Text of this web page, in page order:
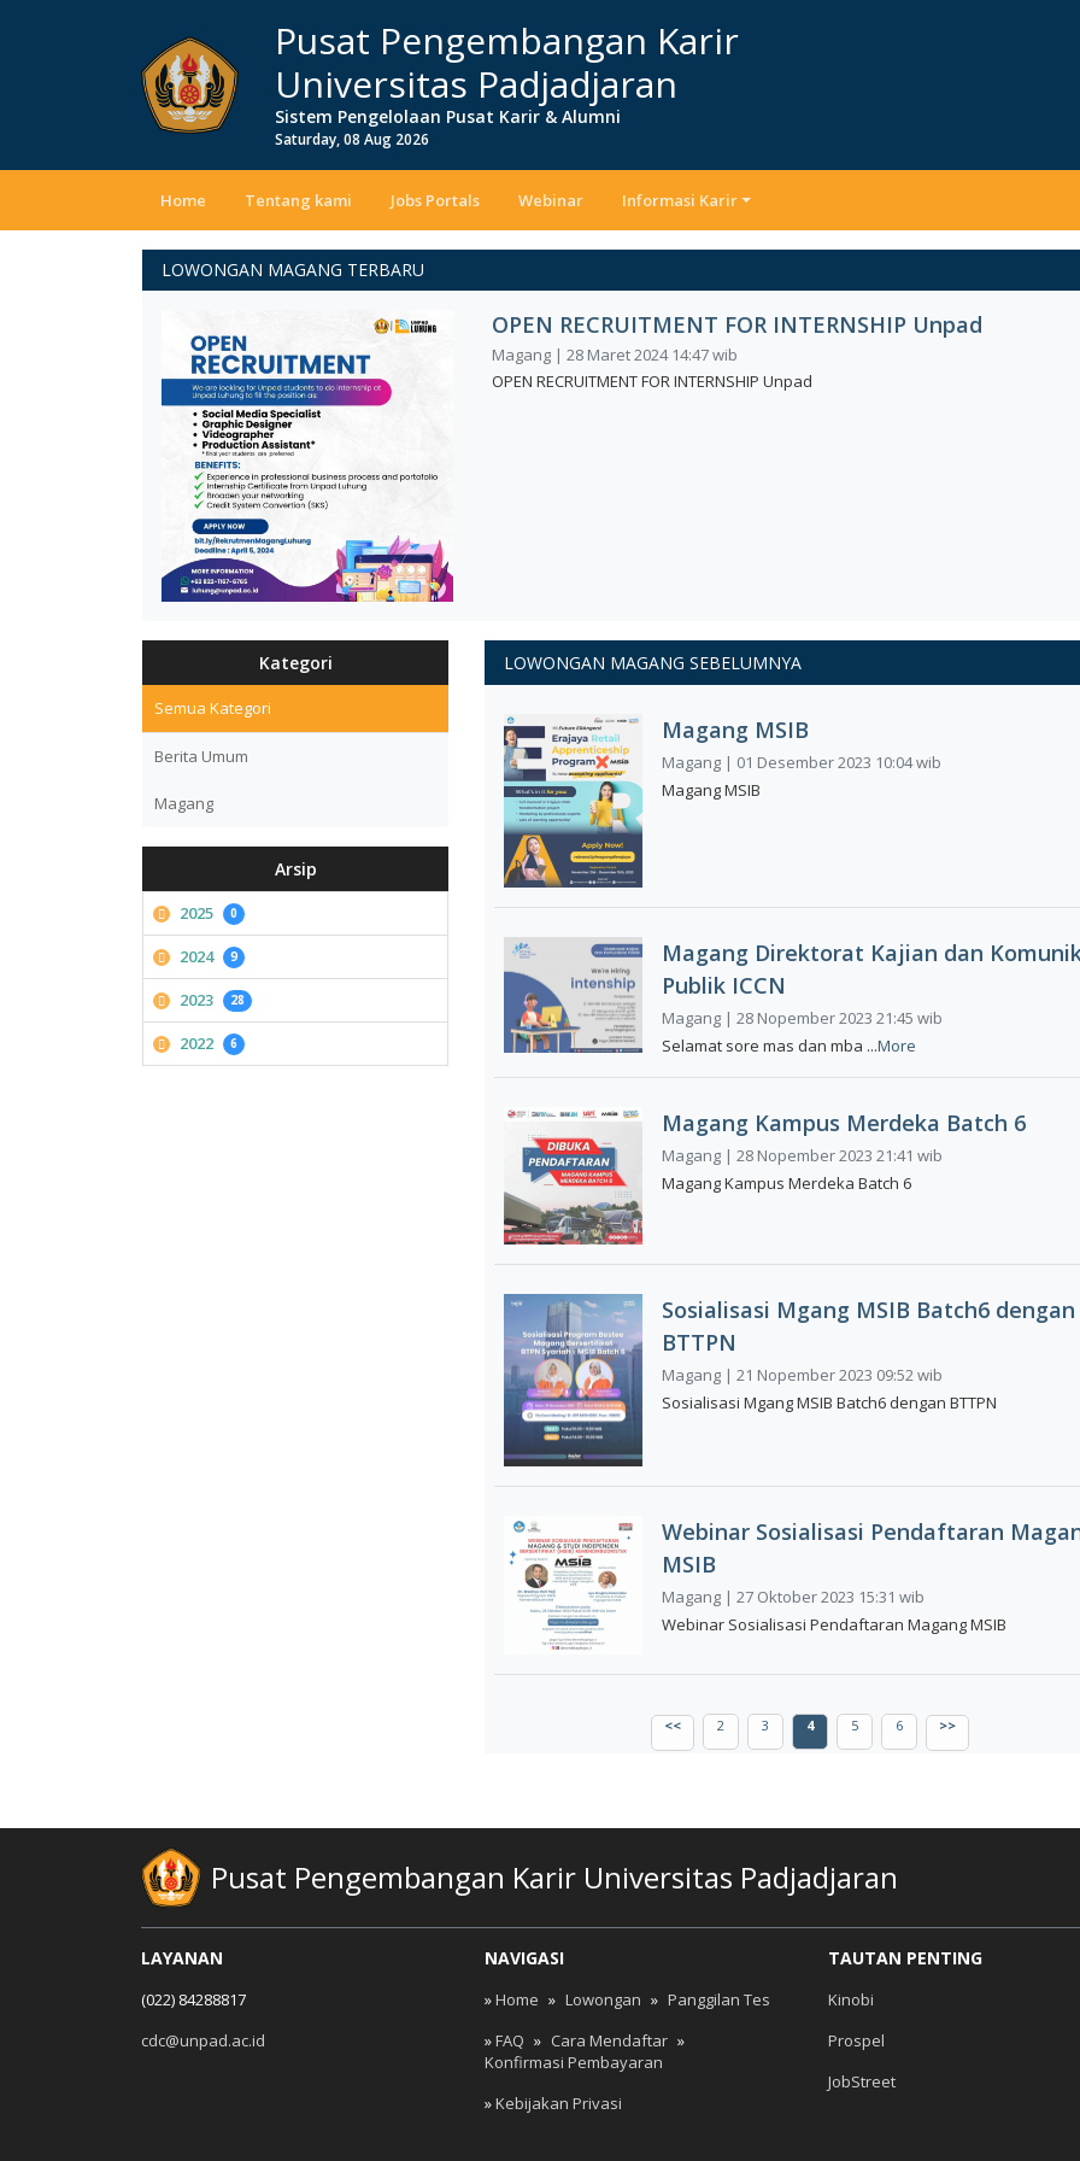
Pusat Pengembangan Karir
Universitas Padjadjaran
Sistem Pengelolaan Pusat Karir & Alumni
Saturday, 08 Aug 2026
Home Tentang kami Jobs Portals Webinar Informasi Karir
LOWONGAN MAGANG TERBARU
OPEN RECRUITMENT FOR INTERNSHIP Unpad
Magang | 28 Maret 2024 14:47 wib
OPEN RECRUITMENT FOR INTERNSHIP Unpad
Kategori
Semua Kategori
Berita Umum
Magang
Arsip
2025 0
2024 9
2023 28
2022 6
LOWONGAN MAGANG SEBELUMNYA
Magang MSIB
Magang | 01 Desember 2023 10:04 wib
Magang MSIB
Magang Direktorat Kajian dan
Publik ICCN
Magang | 28 Nopember 2023 21:45 wib
Selamat sore mas dan mba ...More
Magang Kampus Merdeka Batch 6
Magang | 28 Nopember 2023 21:41 wib
Magang Kampus Merdeka Batch 6
Sosialisasi Mgang MSIB Batch6 dengan
BTTPN
Magang | 21 Nopember 2023 09:52 wib
Sosialisasi Mgang MSIB Batch6 dengan BTTPN
Webinar Sosialisasi Pendaftaran
MSIB
Magang | 27 Oktober 2023 15:31 wib
Webinar Sosialisasi Pendaftaran Magang MSIB
<< 2 3 4 5 6 >>
Pusat Pengembangan Karir Universitas Padjadjaran
LAYANAN
(022) 84288817
cdc@unpad.ac.id
NAVIGASI
»Home » Lowongan » Panggilan Tes
»FAQ » Cara Mendaftar »
Konfirmasi Pembayaran
»Kebijakan Privasi
TAUTAN PENTING
Kinobi
Prospel
JobStreet